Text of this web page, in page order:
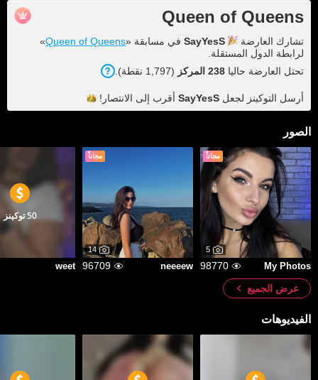
Queen of Queens
تشارك العارضة SayYesS في مسابقة «Queen of Queens
»
لرابطة الدول المستقلة.
تحتل العارضة حاليا 238 المركز (1,797 نقطة).
أرسل التوكينز لجعل SayYesS أقرب إلى الانتصار!
الصور
مجاناً
5
My Photos
98770
مجاناً
14
neeeew
96709
50 توكينز
weet
عرض الجميع
الفيديوهات